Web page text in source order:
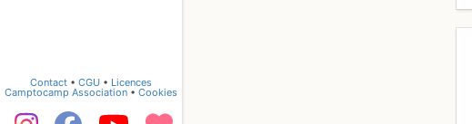
Contact • CGU • Licences
Camptocamp Association • Cookies